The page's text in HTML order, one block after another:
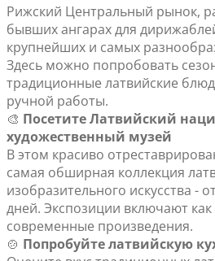
Рижский Центральный рынок,
бывших ангарах для
крупнейших и самых
Здесь можно попробовать
традиционные латвийские
ручной работы.
🎨 Посетите Латвийский
художественный музей
В этом красиво
самая обширная коллекция
изобразительного искусства -
дней. Экспозиции включают как
современные произведения.
🍲 Попробуйте латвийскую